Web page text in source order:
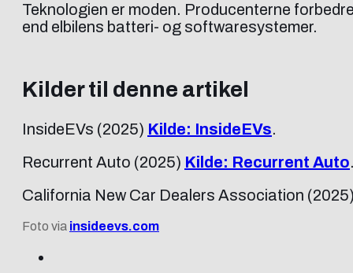
Teknologien er moden. Producenterne
end elbilens batteri- og softwaresystemer.
Kilder til denne artikel
InsideEVs (2025) Kilde: InsideEVs.
Recurrent Auto (2025) Kilde: Recurrent Auto
California New Car Dealers Association
Foto via insideevs.com